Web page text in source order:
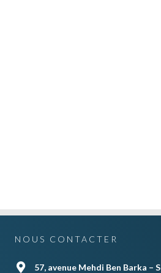
NOUS CONTACTER
57, avenue Mehdi Ben Barka –